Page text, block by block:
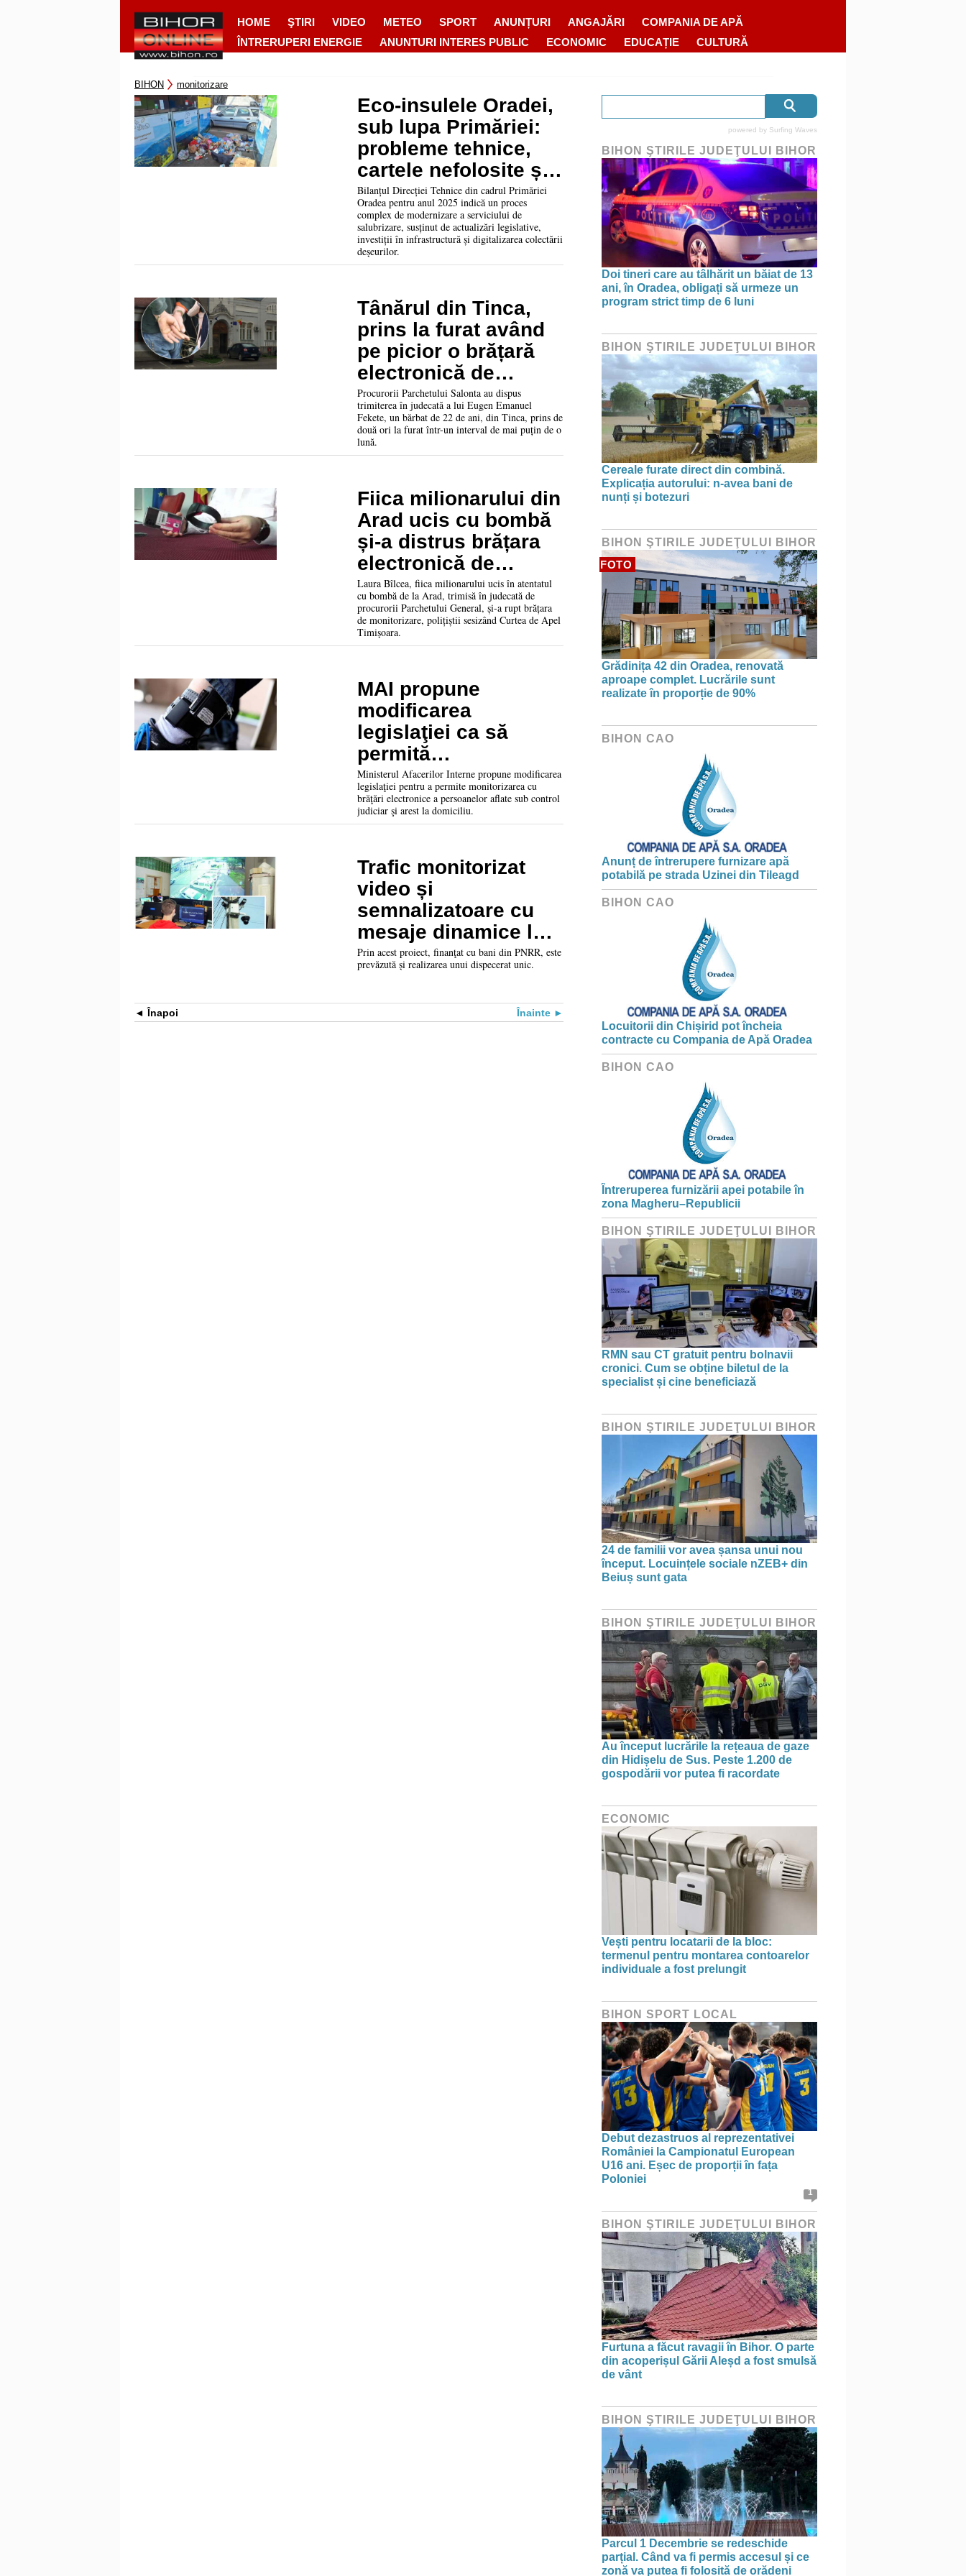
HOME ŞTIRI VIDEO METEO SPORT ANUNȚURI ANGAJĂRI
COMPANIA DE APĂ
ÎNTRERUPERI ENERGIE
ANUNTURI INTERES PUBLIC ECONOMIC EDUCAȚIE CULTURĂ
BIHON monitorizare
Eco-insulele Oradei,
sub lupa Primăriei:
probleme tehnice,
cartele nefolosite și
sancțiuni anunțate
Bilanțul Direcției Tehnice din cadrul Primăriei
Oradea pentru anul 2025 indică un proces
complex de modernizare a serviciului de
salubrizare, susținut de actualizări legislative,
investiții în infrastructură și digitalizarea colectării
deșeurilor.
Tânărul din Tinca,
prins la furat având
pe picior o brățară
electronică de
monitorizare, a fost
trimis în judecată
Procurorii Parchetului Salonta au dispus
trimiterea în judecată a lui Eugen Emanuel
Fekete, un bărbat de 22 de ani, din Tinca, prins de
două ori la furat într-un interval de mai puțin de o
lună.
Fiica milionarului din
Arad ucis cu bombă
și-a distrus brățara
electronică de
monitorizare
Laura Bîlcea, fiica milionarului ucis în atentatul
cu bombă de la Arad, trimisă în judecată de
procurorii Parchetului General, și-a rupt brățara
de monitorizare, polițiștii sesizând Curtea de Apel
Timișoara.
MAI propune
modificarea
legislaţiei ca să
permită
monitorizarea cu
brăţări electronice a
persoanelor în
arest la domiciliu
Ministerul Afacerilor Interne propune modificarea
legislaţiei pentru a permite monitorizarea cu
brăţări electronice a persoanelor aflate sub control
judiciar şi arest la domiciliu.
Trafic monitorizat
video și
semnalizatoare cu
mesaje dinamice la
Beiuş
Prin acest proiect, finanţat cu bani din PNRR, este
prevăzută și realizarea unui dispecerat unic.
Înapoi Înainte
powered by Surfing Waves
BIHON ŞTIRILE JUDEŢULUI BIHOR
Doi tineri care au tâlhărit un băiat de 13
ani, în Oradea, obligați să urmeze un
program strict timp de 6 luni
BIHON ŞTIRILE JUDEŢULUI BIHOR
Cereale furate direct din combină.
Explicația autorului: n-avea bani de
nunți și botezuri
BIHON ŞTIRILE JUDEŢULUI BIHOR
FOTO
Grădinița 42 din Oradea, renovată
aproape complet. Lucrările sunt
realizate în proporție de 90%
BIHON CAO
Anunț de întrerupere furnizare apă
potabilă pe strada Uzinei din Tileagd
BIHON CAO
Locuitorii din Chișirid pot încheia
contracte cu Compania de Apă Oradea
BIHON CAO
Întreruperea furnizării apei potabile în
zona Magheru–Republicii
BIHON ŞTIRILE JUDEŢULUI BIHOR
RMN sau CT gratuit pentru bolnavii
cronici. Cum se obține biletul de la
specialist și cine beneficiază
BIHON ŞTIRILE JUDEŢULUI BIHOR
24 de familii vor avea șansa unui nou
început. Locuințele sociale nZEB+ din
Beiuș sunt gata
BIHON ŞTIRILE JUDEŢULUI BIHOR
Au început lucrările la rețeaua de gaze
din Hidișelu de Sus. Peste 1.200 de
gospodării vor putea fi racordate
ECONOMIC
Vești pentru locatarii de la bloc:
termenul pentru montarea contoarelor
individuale a fost prelungit
BIHON SPORT LOCAL
Debut dezastruos al reprezentativei
României la Campionatul European
U16 ani. Eșec de proporții în fața
Poloniei
1
BIHON ŞTIRILE JUDEŢULUI BIHOR
Furtuna a făcut ravagii în Bihor. O parte
din acoperișul Gării Aleșd a fost smulsă
de vânt
BIHON ŞTIRILE JUDEŢULUI BIHOR
Parcul 1 Decembrie se redeschide
parțial. Când va fi permis accesul și ce
zonă va putea fi folosită de orădeni